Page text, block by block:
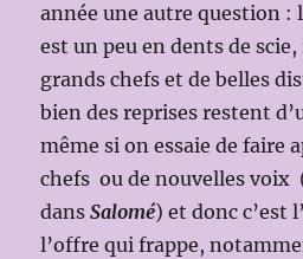
année une autre question :
est un peu en dents de scie,
grands chefs et de belles
bien des reprises restent
même si on essaie de faire
chefs ou de nouvelles voix
dansSalomé) et donc c’est
l’offre qui frappe,